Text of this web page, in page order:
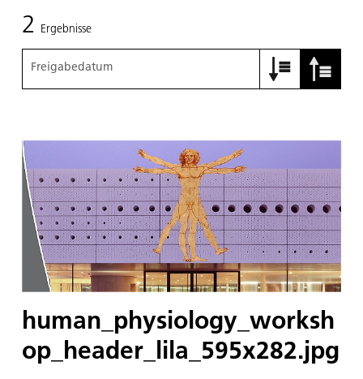
2 Ergebnisse
Freigabedatum
human_physiology_worksh
op_header_lila_595x282.jpg